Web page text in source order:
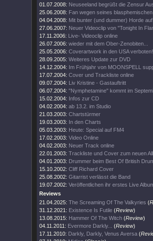
01.07.2008: Neuseeland begrüßt die Zensur
25.06.2008: Fan wegen seines
04.04.2008: Mit bunter (und dummer) Horde
27.06.2007: Neuer Videoclip von "Tonight In
17.11.2006: Live- Videoclip online
26.07.2006: wieder mit dem Ober-Zenobiten...
25.05.2006: Coverartwork in den USA verboten!
28.09.2005: Weiteres Update zur DVD
14.12.2004: Im Frühjahr von MOONSPELL
17.07.2004: Cover und Trackliste online
09.07.2004: Liv Kristine - Gastauftritt
06.07.2004: "Nymphetamine" kommt im
15.02.2004: Infos zur CD
04.02.2004: ab 13.2. im Studio
21.03.2003: Chartstürmer
19.03.2003: In den Charts
05.03.2003: Heute: Special auf FM4
17.02.2003: Video Online
04.02.2003: Neuer Track online
22.01.2003: Trackliste und Cover zum neuen
04.01.2003: Drummer beim Best Of British
15.10.2002: Cliff Richard Cover
25.08.2002: Gitarrist verlässt die Band
19.07.2002: Veröffentlichen ihr erstes Live
Reviews
21.04.2025: The Screaming Of The Valkyries (
31.12.2021: Existence Is Futile (Review)
13.08.2015: Hammer Of The Witch (Review)
04.11.2011: Evermore Darkly... (Review)
17.11.2010: Darkly, Darkly, Venus Aversa (